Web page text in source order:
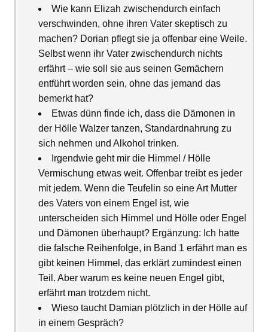
Wie kann Elizah zwischendurch einfach
verschwinden, ohne ihren Vater skeptisch zu
machen? Dorian pflegt sie ja offenbar eine Weile.
Selbst wenn ihr Vater zwischendurch nichts
erfährt – wie soll sie aus seinen Gemächern
entführt worden sein, ohne das jemand das
bemerkt hat?
Etwas dünn finde ich, dass die Dämonen in
der Hölle Walzer tanzen, Standardnahrung zu
sich nehmen und Alkohol trinken.
Irgendwie geht mir die Himmel / Hölle
Vermischung etwas weit. Offenbar treibt es jeder
mit jedem. Wenn die Teufelin so eine Art Mutter
des Vaters von einem Engel ist, wie
unterscheiden sich Himmel und Hölle oder Engel
und Dämonen überhaupt? Ergänzung: Ich hatte
die falsche Reihenfolge, in Band 1 erfährt man es
gibt keinen Himmel, das erklärt zumindest einen
Teil. Aber warum es keine neuen Engel gibt,
erfährt man trotzdem nicht.
Wieso taucht Damian plötzlich in der Hölle auf
in einem Gespräch?